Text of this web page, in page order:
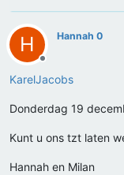
H
Offline
Hannah 0
KarelJacobs
Donderdag 19
Kunt u ons tzt laten
Hannah en Milan